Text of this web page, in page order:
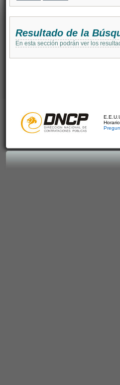
Resultado de la
En esta sección podrán ver los